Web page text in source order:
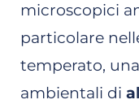
microscopici
particolare
temperato,
ambientali di